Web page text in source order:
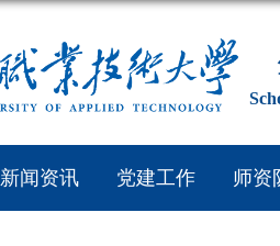
新闻资讯 党建工作 师资